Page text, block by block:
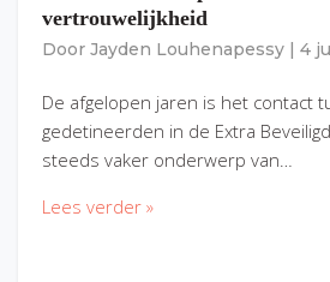
vertrouwelijkheid
Door Jayden Louhenapessy 4
De afgelopen jaren is het contact
gedetineerden in de Extra
steeds vaker onderwerp van…
Lees verder »